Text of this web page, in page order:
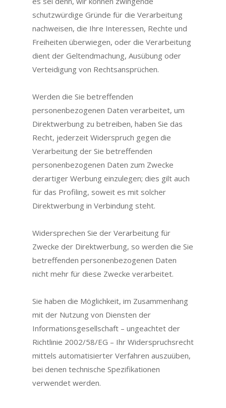
schutzwürdige Gründe für die Verarbeitung
nachweisen, die Ihre Interessen, Rechte und
Freiheiten überwiegen, oder die Verarbeitung
dient der Geltendmachung, Ausübung oder
Verteidigung von Rechtsansprüchen.
Werden die Sie betreffenden
personenbezogenen Daten verarbeitet, um
Direktwerbung zu betreiben, haben Sie das
Recht, jederzeit Widerspruch gegen die
Verarbeitung der Sie betreffenden
personenbezogenen Daten zum Zwecke
derartiger Werbung einzulegen; dies gilt auch
für das Profiling, soweit es mit solcher
Direktwerbung in Verbindung steht.
Widersprechen Sie der Verarbeitung für
Zwecke der Direktwerbung, so werden die Sie
betreffenden personenbezogenen Daten
nicht mehr für diese Zwecke verarbeitet.
Sie haben die Möglichkeit, im Zusammenhang
mit der Nutzung von Diensten der
Informationsgesellschaft – ungeachtet der
Richtlinie 2002/58/EG – Ihr Widerspruchsrecht
mittels automatisierter Verfahren auszuüben,
bei denen technische Spezifikationen
verwendet werden.